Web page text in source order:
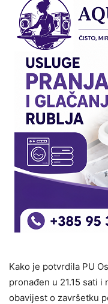
Kako je potvrdila PU
pronađen u 21.15 sati
obavijest o završetku